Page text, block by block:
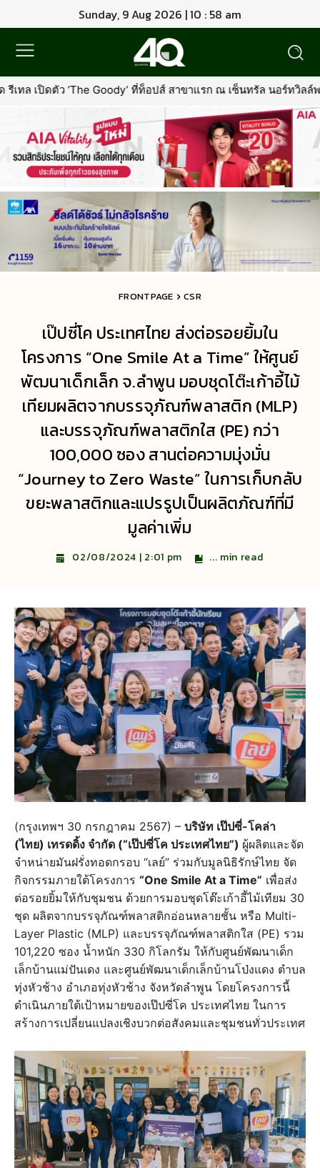
Sunday, 9 Aug 2026 | 10 : 58 am
ส์ สาขาแรก ณ เซ็นทรัล นอร์ทวิลล์พร้อมรุกตลาด Premium Pet
FRONTPAGE CSR
เป๊ปซี่โค ประเทศไทย ส่งต่อรอยยิ้มใน
โครงการ “One Smile At a Time” ให้ศูนย์
พัฒนาเด็กเล็ก จ.ลำพูน มอบชุดโต๊ะเก้าอี้ไม้
เทียมผลิตจากบรรจุภัณฑ์พลาสติก (MLP)
และบรรจุภัณฑ์พลาสติกใส (PE) กว่า
100,000 ซอง สานต่อความมุ่งมั่น
“Journey to Zero Waste” ในการเก็บกลับ
ขยะพลาสติกและแปรรูปเป็นผลิตภัณฑ์ที่มี
มูลค่าเพิ่ม
02/08/2024 | 2:01 pm ... min read
(กรุงเทพฯ 30 กรกฎาคม 2567) – บริษัท เป๊ปซี่-โคล่า
(ไทย) เทรดดิ้ง จำกัด (“เป๊ปซี่โค ประเทศไทย”) ผู้ผลิตและจัด
จำหน่ายมันฝรั่งทอดกรอบ “เลย์” ร่วมกับมูลนิธิรักษ์ไทย จัด
กิจกรรมภายใต้โครงการ “One Smile At a Time” เพื่อส่ง
ต่อรอยยิ้มให้กับชุมชน ด้วยการมอบชุดโต๊ะเก้าอี้ไม้เทียม 30
ชุด ผลิตจากบรรจุภัณฑ์พลาสติกอ่อนหลายชั้น หรือ Multi-
Layer Plastic (MLP) และบรรจุภัณฑ์พลาสติกใส (PE) รวม
101,220 ซอง น้ำหนัก 330 กิโลกรัม ให้กับศูนย์พัฒนาเด็ก
เล็กบ้านแม่ปันเดง และศูนย์พัฒนาเด็กเล็กบ้านโป่งแดง ตำบล
ทุ่งหัวช้าง อำเภอทุ่งหัวช้าง จังหวัดลำพูน โดยโครงการนี้
ดำเนินภายใต้เป้าหมายของเป๊ปซี่โค ประเทศไทย ในการ
สร้างการเปลี่ยนแปลงเชิงบวกต่อสังคมและชุมชนทั่วประเทศ